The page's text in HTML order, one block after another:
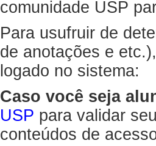
comunidade USP
Para usufruir de
de anotações e
logado no sistema:
Caso você seja
USP para validar
conteúdos de